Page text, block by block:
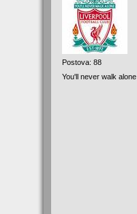
Postova: 88
You'll never walk alone